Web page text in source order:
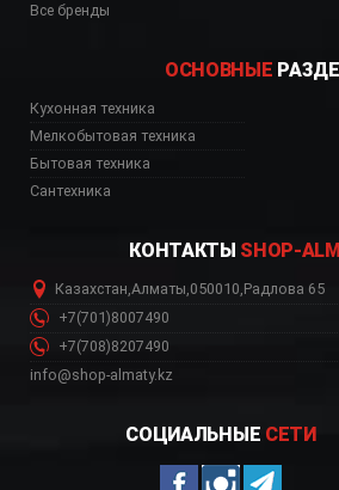
Все бренды
ОСНОВНЫЕ
Кухонная техника
Мелкобытовая техника
Бытовая техника
Сантехника
КОНТАКТЫ SHOP-
Казахстан,Алматы,050010,Радлова 65
+7(701)8007490
+7(708)8207490
info@shop-almaty.kz
СОЦИАЛЬНЫЕ СЕТИ